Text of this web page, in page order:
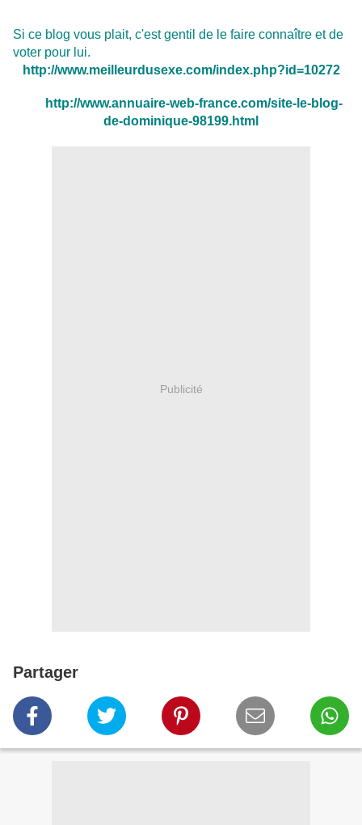
Si ce blog vous plait, c'est gentil de le faire connaître et de
voter pour lui.
http://www.meilleurdusexe.com/index.php?id=10272
http://www.annuaire-web-france.com/site-le-blog-
de-dominique-98199.html
Publicité
Partager